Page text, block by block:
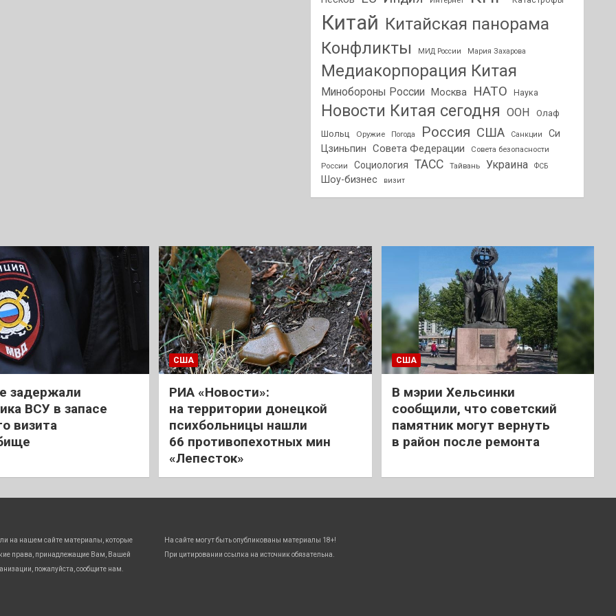
Китай Китайская панорама
Конфликты
МИД России Мария Захарова
Медиакорпорация Китая
Минобороны России Москва НАТО Наука
Новости Китая сегодня ООН
Олаф
Шольц
Оружие Погода Россия США Санкции
Си
Цзиньпин
Совета Федерации
Совета безопасности
России
Социология ТАСС Тайвань Украина ФСБ
Шоу-бизнес визит
задержали
ВСУ в запасе
визита
США
РИА «Новости»:
на территории донецкой
психбольницы нашли
66 противопехотных мин
«Лепесток»
США
В мэрии Хельсинки
сообщили, что советский
памятник могут вернуть
в район после ремонта
на нашем сайте материалы, которые
права, принадлежащие Вам, Вашей
пожалуйста, сообщите нам.
На сайте могут быть опубликованы материалы 18+!
При цитировании ссылка на источник обязательна.